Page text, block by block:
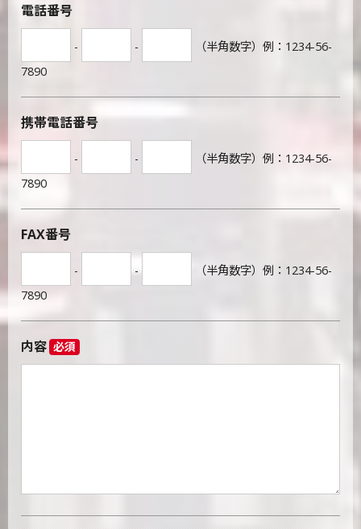
電話番号
- -
（半角数字）例：1234-56-
7890
携帯電話番号
- -
（半角数字）例：1234-56-
7890
FAX番号
- -
（半角数字）例：1234-56-
7890
内容 必須